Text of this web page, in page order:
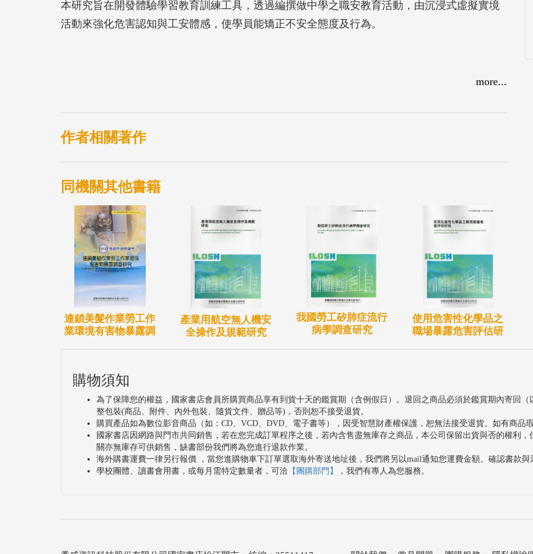
本研究旨在開發體驗學習教育訓練工具，透過編撰做中學之職安教育活動，由沉浸式虛擬實境
活動來強化危害認知與工安體感，使學員能矯正不安全態度及行為。
more...
作者相關著作
同機關其他書籍
連鎖美髮作業勞工作
業環境有害物暴露調
產業用航空無人機安
全操作及規範研究
我國勞工矽肺症流行
病學調查研究
使用危害性化學品之
職場暴露危害評估研
購物須知
為了保障您的權益，國家書店會員所購買商品享有到貨十天的鑑賞期（含例假日）。退回之商品必須於鑑賞期內寄回
整包裝(商品、附件、內外包裝、隨貨文件、贈品等)，否則恕不接受退貨。
購買產品如為數位影音商品（如：CD、VCD、DVD、電子書等），因受智慧財產權保護，恕無法接受退貨。如有商品
國家書店因網路與門市共同銷售，若在您完成訂單程序之後，若內含售盡無庫存之商品，本公司保留出貨與否的權利
關亦無庫存可供銷售，缺書部份我們將為您進行退款作業。
海外購書運費一律另行報價 ，當您進購物車下訂單選取海外寄送地址後，我們將另以mail通知您運費金額。確認書款
學校團體、讀書會用書，或每月需特定數量者，可洽 【團購部門】 ，我們有專人為您服務。